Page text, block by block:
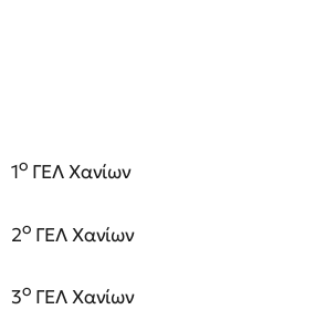
1οΓΕΛ Χανίων
2οΓΕΛ Χανίων
3οΓΕΛ Χανίων